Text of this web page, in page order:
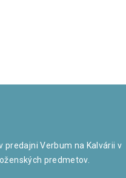
predajni Verbum na Kalvárii v
predmetov.